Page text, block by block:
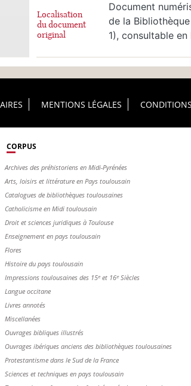
Localisation
du document
original
Document
de la
1), consultable en
MENTIONS LÉGALES
CORPUS
Archives des préhistoriens en Midi-Pyrénées
Arts, loisirs et littérature en Pays toulousain
Catalogues de bibliothèques toulousaines
Catholicisme en Midi toulousain
Droit et sciences juridiques à Toulouse
Enseignement en pays toulousain
Flores
Histoire du pays toulousain
Impressions toulousaines des 15ᵉ et 16ᵉ Siècles
Langue occitane
Livres annotés
Miscellanées
Ouvrages bibliques illustrés
Ouvrages ibériques anciens des bibliothèques toulousaines
Protestantisme dans le Sud de la France
Sciences et techniques en pays toulousain